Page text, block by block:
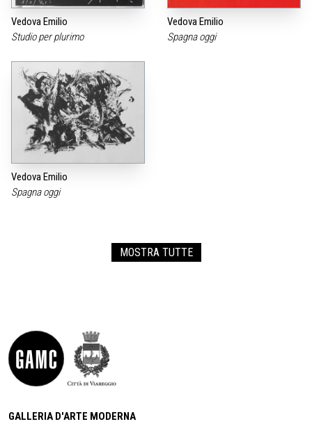
Vedova Emilio
Studio per plurimo
Vedova Emilio
Spagna oggi
Vedova Emilio
Spagna oggi
MOSTRA TUTTE
GALLERIA D'ARTE MODERNA